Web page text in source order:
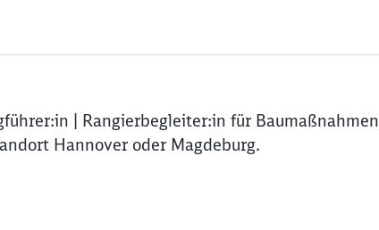
| Rangierbegleiter:in für Baumaßnahmen
Hannover oder Magdeburg.